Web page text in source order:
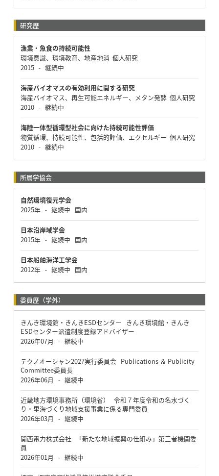
研究歴
漁業・魚食の持続可能性
環境意識、環境教育、地産地消 個人研究
2015 - 継続中
海産バイオマスの有効利用に関する研究
海産バイオマス、再生可能エネルギー、メタン発酵 個人研究
2010 - 継続中
海陸一体型循環型社会に向けた持続可能性評価
物質循環、持続可能性、包括的評価、エクセルギー 個人研究
2010 - 継続中
所属学協会
自然環境復元学会
2025年 - 継続中 国内
日本沿岸域学会
2015年 - 継続中 国内
日本船舶海洋工学会
2012年 - 継続中 国内
委員歴（学外）
きんき環境館・きんきESDセンター きんき環境館・きんき
ESDセンター派遣制度登録アドバイザー
2026年07月
- 継続中
テクノオーシャン2027実行委員会 Publications ＆ Publicity
Committee委員長
2026年06月
- 継続中
近畿地方環境事務所（環境省） 令和７年度令和の名水づく
り・里海づくり地域支援事業に係る専門委員
2026年03月
- 継続中
関西電力株式会社 「新たな地域振興の仕組み」第三者機関委
員
2026年01月
- 継続中